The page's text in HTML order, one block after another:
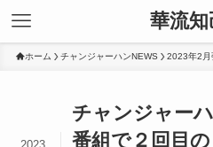
華流
ホーム チャンジャーハンNEWS 2023年2月
チャンジャー
番組で２回目